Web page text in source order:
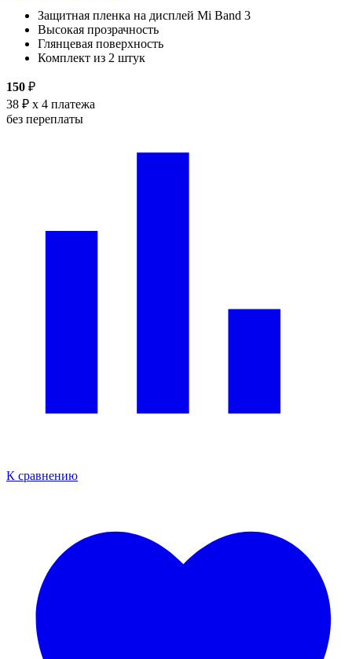
Защитная пленка на дисплей Mi Band 3
Высокая прозрачность
Глянцевая поверхность
Комплект из 2 штук
150 ₽
38 ₽ x 4 платежа
без переплаты
К сравнению